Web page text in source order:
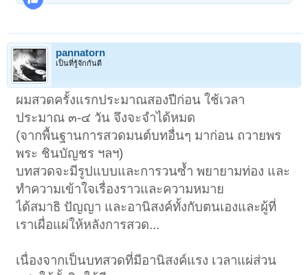
pannatorn
เป็นที่รู้จักกันดี
ผมสวดครั้งแรกประมาณสองปีก่อน ใช้เวลา
ประมาณ ๓-๔ วัน จึงจะจำได้หมด
(จากพื้นฐานการสวดมนต์บทอื่นๆ มาก่อน ถวายพร
พระ ชินบัญชร ฯลฯ)
บทสวดจะมีรูปแบบและการวนซ้ำ พยายามท่อง และ
ทำความเข้าใจเรื่องราวและความหมาย
ได้สมาธิ ปัญญา และอานิสงค์ทั้งกับตนเองและผู้ที่
เราเผื่อแผ่ให้หลังการสวด...
เนื่องจากเป็นบทสวดที่มีอานิสงค์แรง เวลาแผ่ส่วน